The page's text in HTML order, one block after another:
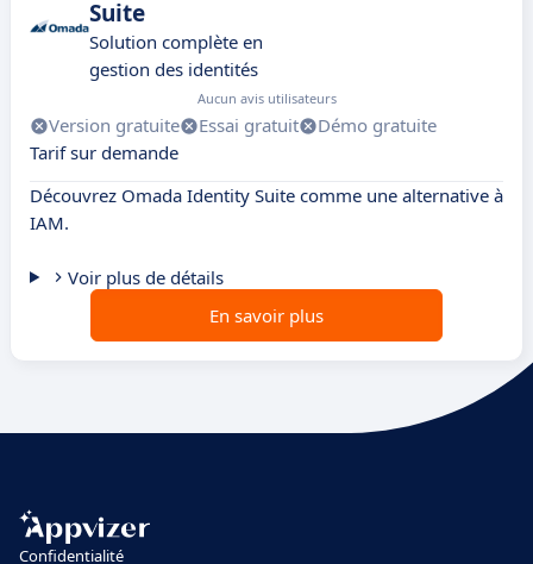
Suite
Solution complète en
gestion des identités
Aucun avis utilisateurs
Version gratuite Essai gratuit
Démo gratuite
Tarif sur demande
Découvrez Omada Identity Suite comme une alternative à
IAM.
Voir plus de détails
En savoir plus
Confidentialité